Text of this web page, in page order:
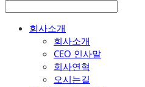
회사소개
회사소개
CEO 인사말
회사연혁
오시는길